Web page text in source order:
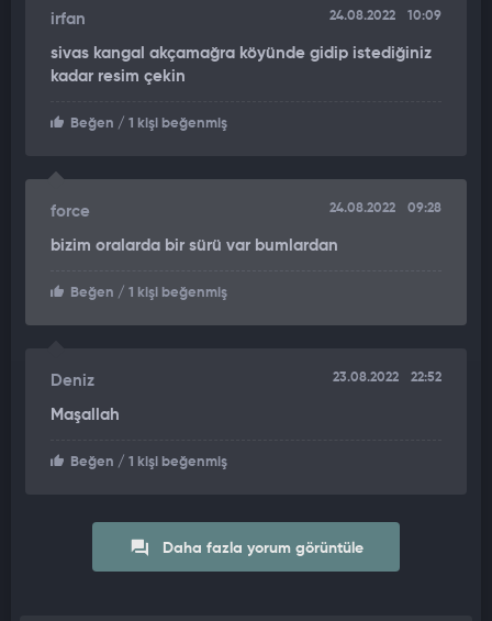
irfan 24.08.2022 10:09
sivas kangal akçamağra köyünde gidip istediğiniz
kadar resim çekin
Beğen / 1 kişi beğenmiş
force 24.08.2022 09:28
bizim oralarda bir sürü var bumlardan
Beğen / 1 kişi beğenmiş
Deniz 23.08.2022 22:52
Maşallah
Beğen / 1 kişi beğenmiş
Daha fazla yorum görüntüle